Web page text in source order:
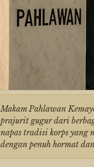
Makam Pahlawan
prajurit gugur dari
napas tradisi korps yang
dengan penuh hormat